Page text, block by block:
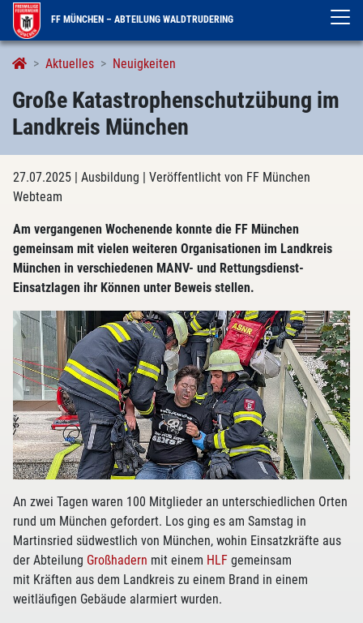
FF MÜNCHEN – ABTEILUNG WALDTRUDERING
Aktuelles Neuigkeiten
Große Katastrophenschutzübung im
Landkreis München
27.07.2025 | Ausbildung | Veröffentlicht von FF München
Webteam
Am vergangenen Wochenende konnte die FF München
gemeinsam mit vielen weiteren Organisationen im Landkreis
München in verschiedenen MANV- und Rettungsdienst-
Einsatzlagen ihr Können unter Beweis stellen.
An zwei Tagen waren 100 Mitglieder an unterschiedlichen Orten
rund um München gefordert. Los ging es am Samstag in
Martinsried südwestlich von München, wohin Einsatzkräfte aus
der Abteilung Großhadern mit einem HLF gemeinsam
mit Kräften aus dem Landkreis zu einem Brand in einem
weitläufigen Gebäude alarmiert wurden.